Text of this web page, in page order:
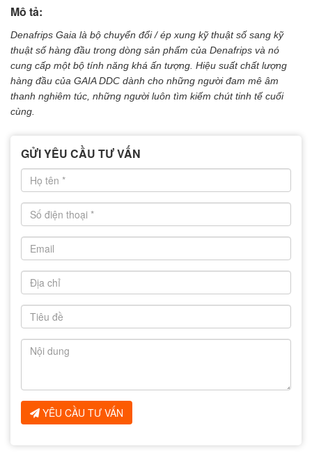
Mô tả:
Denafrips Gaia là bộ chuyển đổi / ép xung kỹ thuật số sang kỹ
thuật số hàng đầu trong dòng sản phẩm của Denafrips và nó
cung cấp một bộ tính năng khá ấn tượng. Hiệu suất chất lượng
hàng đầu của GAIA DDC dành cho những người đam mê âm
thanh nghiêm túc, những người luôn tìm kiếm chút tinh tế cuối
cùng.
GỬI YÊU CẦU TƯ VẤN
YÊU CẦU TƯ VẤN